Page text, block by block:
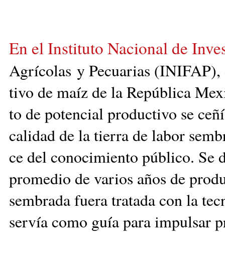
En el Instituto Nacional de
Agrí­colas y Pecuarias (INIFAP),
tivo de maíz de la República
to de potencial productivo se
calidad de la tie­rra de labor
ce del conocimiento público. Se
promedio de varios años de
sembrada fuera tratada con la
servía como guía para impulsar